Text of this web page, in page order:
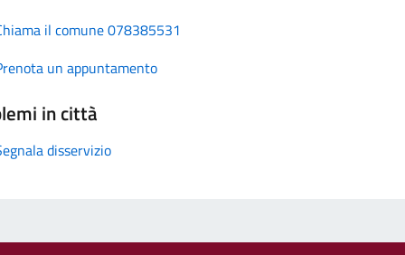
il comune 078385531
un appuntamento
in città
disservizio